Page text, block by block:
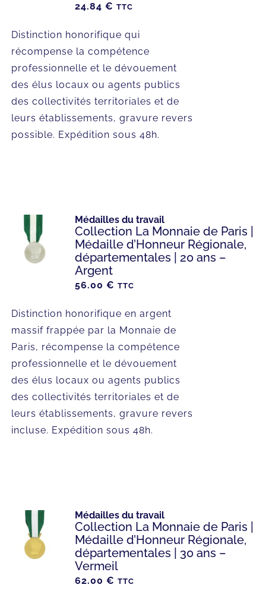
24.84 € TTC
Distinction honorifique qui
récompense la compétence
professionnelle et le dévouement
des élus locaux ou agents publics
des collectivités territoriales et de
leurs établissements, gravure revers
possible. Expédition sous 48h.
Médailles du travail
Collection La Monnaie de Paris |
Médaille d’Honneur Régionale,
départementales | 20 ans –
Argent
56.00 € TTC
Distinction honorifique en argent
massif frappée par la Monnaie de
Paris, récompense la compétence
professionnelle et le dévouement
des élus locaux ou agents publics
des collectivités territoriales et de
leurs établissements, gravure revers
incluse. Expédition sous 48h.
Médailles du travail
Collection La Monnaie de Paris |
Médaille d’Honneur Régionale,
départementales | 30 ans –
Vermeil
62.00 € TTC